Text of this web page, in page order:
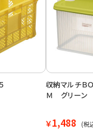
収納マルチ
Ｍ グリーン
￥1,488 (税